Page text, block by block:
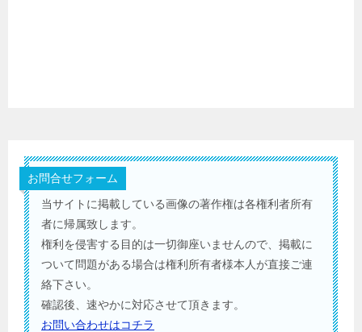
お問合せフォーム
当サイトに掲載している画像の著作権は各権利者所有
者に帰属致します。
権利を侵害する目的は一切御座いませんので、掲載に
ついて問題がある場合は権利所有者様本人が直接ご連
絡下さい。
確認後、速やかに対応させて頂きます。
お問い合わせはコチラ